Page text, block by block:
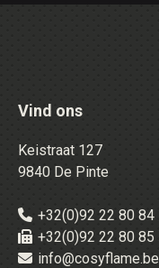
Vind ons
Keistraat 127
9840 De Pinte
+32(0)92 22 80 84
+32(0)92 22 80 85
info@cosyflame.be